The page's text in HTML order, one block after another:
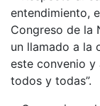
entendimiento,
Congreso de la
un llamado a la
este convenio y
todos y todas”.